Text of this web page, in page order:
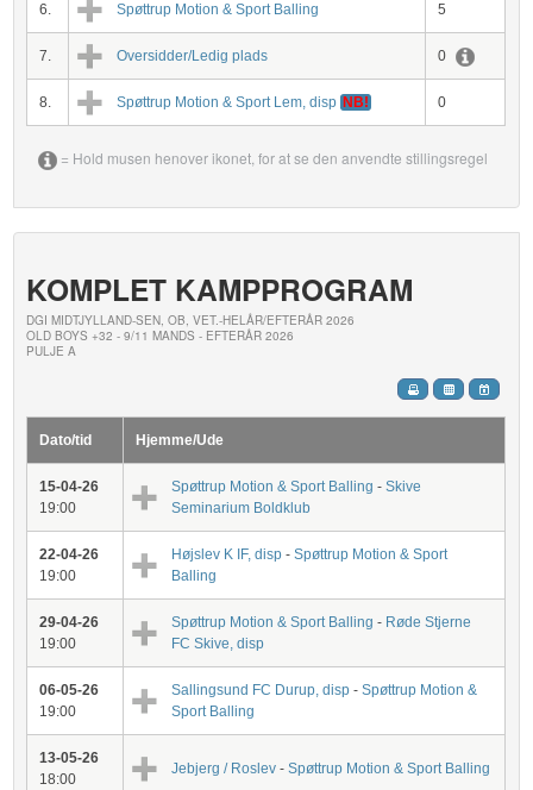
6. Spøttrup Motion & Sport Balling 5
7. Oversidder/Ledig plads 0
8. Spøttrup Motion & Sport Lem, disp NB! 0
= Hold musen henover ikonet, for at se den anvendte stillingsregel
KOMPLET KAMPPROGRAM
DGI MIDTJYLLAND-SEN, OB, VET.-HELÅR/EFTERÅR 2026
OLD BOYS +32 - 9/11 MANDS - EFTERÅR 2026
PULJE A
Dato/tid Hjemme/Ude
15-04-26
19:00
Spøttrup Motion & Sport Balling -Skive
Seminarium Boldklub
22-04-26
19:00
Højslev K IF, disp -Spøttrup Motion & Sport
Balling
29-04-26
19:00
Spøttrup Motion & Sport Balling - Røde Stjerne
FC Skive, disp
06-05-26
19:00
Sallingsund FC Durup, disp -Spøttrup Motion &
Sport Balling
13-05-26
18:00
Jebjerg / Roslev -Spøttrup Motion & Sport Balling